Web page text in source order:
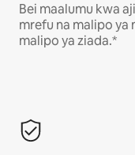
Bei maalumu kwa
mrefu na malipo ya
malipo ya ziada.*